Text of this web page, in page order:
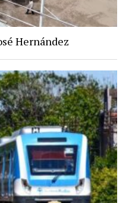
Hernández